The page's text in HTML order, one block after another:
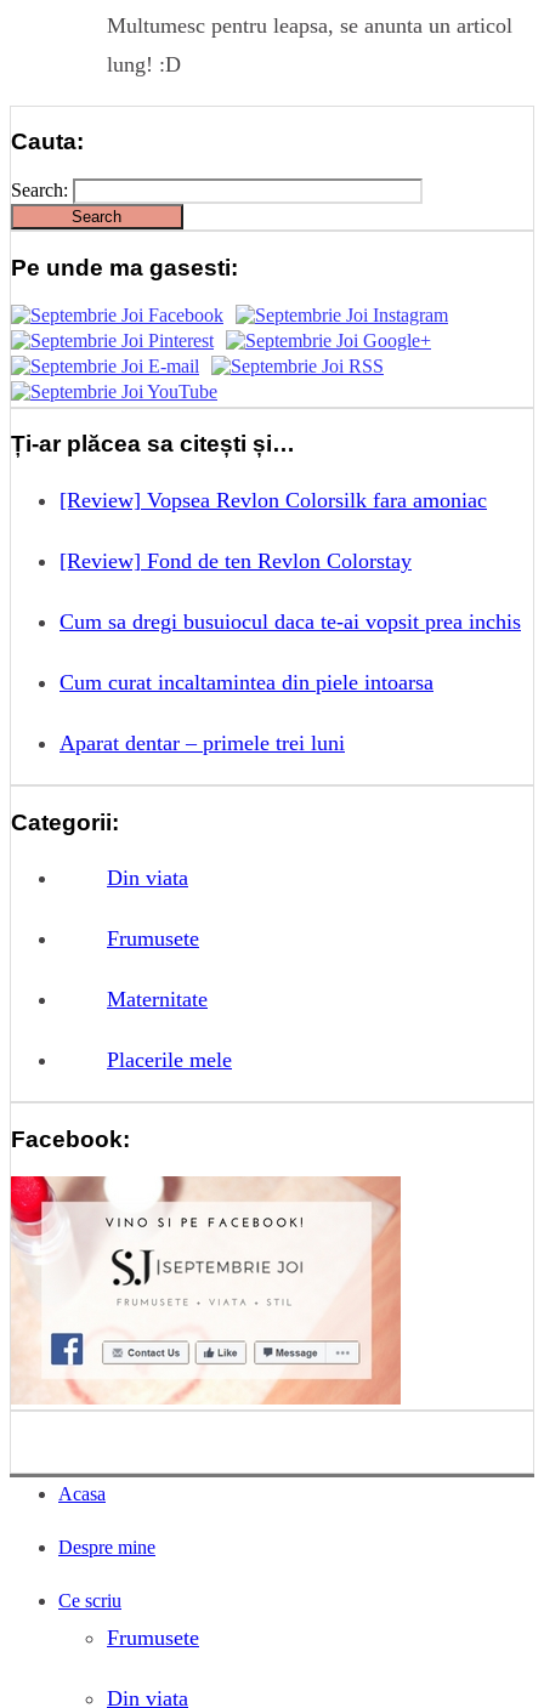
Multumesc pentru leapsa, se anunta un articol
lung! :D
Cauta:
Search:
Pe unde ma gasesti:
Ți-ar plăcea sa citești și…
[Review] Vopsea Revlon Colorsilk fara amoniac
[Review] Fond de ten Revlon Colorstay
Cum sa dregi busuiocul daca te-ai vopsit prea inchis
Cum curat incaltamintea din piele intoarsa
Aparat dentar – primele trei luni
Categorii:
Din viata
Frumusete
Maternitate
Placerile mele
Facebook:
Acasa
Despre mine
Ce scriu
Frumusete
Din viata